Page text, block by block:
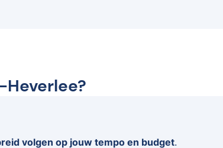
volgen op jouw tempo en budget.